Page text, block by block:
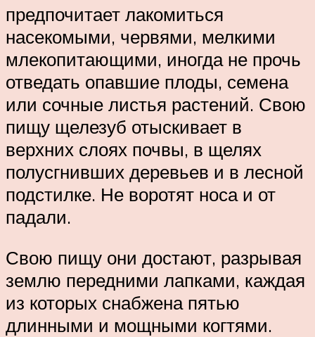
предпочитает лакомиться
насекомыми, червями, мелкими
млекопитающими, иногда не прочь
отведать опавшие плоды, семена
или сочные листья растений. Свою
пищу щелезуб отыскивает в
верхних слоях почвы, в щелях
полусгнивших деревьев и в лесной
подстилке. Не воротят носа и от
падали.
Свою пищу они достают, разрывая
землю передними лапками, каждая
из которых снабжена пятью
длинными и мощными когтями.